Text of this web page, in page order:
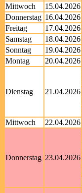
Mittwoch
15.04.2026
Donnerstag 16.04.2026
Freitag
17.04.2026
Samstag
18.04.2026
Sonntag
19.04.2026
Montag
20.04.2026
Dienstag 21.04.2026
Mittwoch
22.04.2026
Donnerstag 23.04.2026